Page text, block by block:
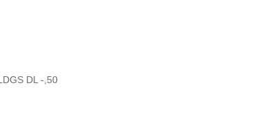
DL -,50